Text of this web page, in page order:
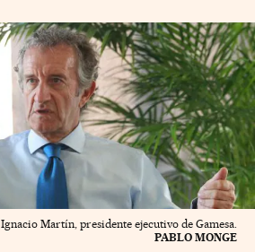
Ignacio Martín, presidente ejecutivo de Gamesa.
PABLO MONGE